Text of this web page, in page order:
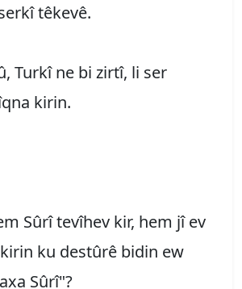
têkevê.
Turkî ne bi zirtî, li ser
kirin.
Sûrî tevîhev kir, hem jî ev
ku destûrê bidin ew
Sûrî"?